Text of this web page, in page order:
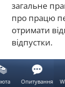
загальне
про працю
отримати
відпустки.
Втім, тепер
Якщо інший
Опитування